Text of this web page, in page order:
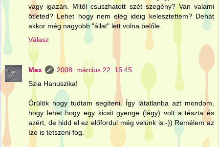
vagy igazán. Mitől csuszhatott szét szegény? Van valami
ötleted? Lehet hogy nem elég ideig kelesztettem? Dehát
akkor még nagyobb "állat" lett volna belőle.
Válasz
Max
2008. március 22. 15:45
Szia Hanuszika!
Örülök hogy tudtam segíteni. Így látatlanba azt mondom,
hogy lehet hogy egy kicsit gyenge (lágy) volt a tészta és
azért, de hidd el ez előfordul még velünk is:-)) Remélem az
íze is tetszeni fog.